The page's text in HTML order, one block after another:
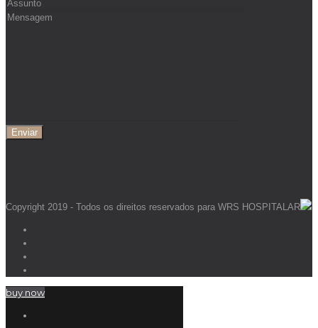
Copyright 2019 - Todos os direitos reservados para WRS HOSPITALAR
buy now